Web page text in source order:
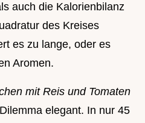
auch die Kalorienbilanz
des Kreises
es zu lange, oder es
Aromen.
mit Reis und Tomaten
elegant. In nur 45